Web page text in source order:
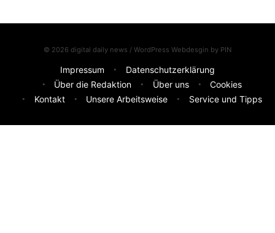
© 2026 digital daily news / WordPress Webdesgin by PIN
Impressum
Datenschutzerklärung
Über die Redaktion
Über uns
Cookies
Kontakt
Unsere Arbeitsweise Service und Tipps